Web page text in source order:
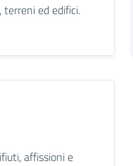
ed edifici.
affissioni e